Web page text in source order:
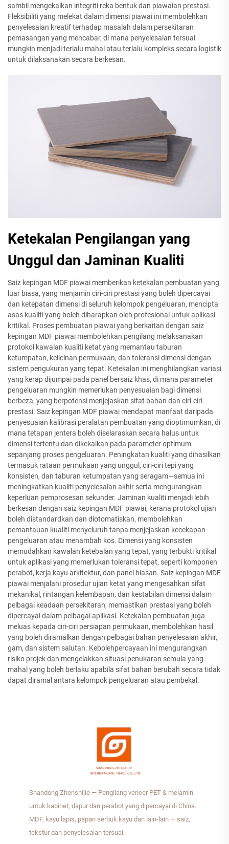
sambil mengekalkan integriti reka bentuk dan piawaian prestasi.
Fleksibiliti yang melekat dalam dimensi piawai ini membolehkan
penyelesaian kreatif terhadap masalah dalam persekitaran
pemasangan yang mencabar, di mana penyelesaian tersuai
mungkin menjadi terlalu mahal atau terlalu kompleks secara logistik
untuk dilaksanakan secara berkesan.
Ketekalan Pengilangan yang
Unggul dan Jaminan Kualiti
Saiz kepingan MDF piawai memberikan ketekalan pembuatan yang
luar biasa, yang menjamin ciri-ciri prestasi yang boleh dipercayai
dan ketepatan dimensi di seluruh kelompok pengeluaran, mencipta
asas kualiti yang boleh diharapkan oleh profesional untuk aplikasi
kritikal. Proses pembuatan piawai yang berkaitan dengan saiz
kepingan MDF piawai membolehkan pengilang melaksanakan
protokol kawalan kualiti ketat yang memantau taburan
ketumpatan, kelicinan permukaan, dan toleransi dimensi dengan
sistem pengukuran yang tepat. Ketekalan ini menghilangkan variasi
yang kerap dijumpai pada panel bersaiz khas, di mana parameter
pengeluaran mungkin memerlukan penyesuaian bagi dimensi
berbeza, yang berpotensi menjejaskan sifat bahan dan ciri-ciri
prestasi. Saiz kepingan MDF piawai mendapat manfaat daripada
penyesuaian kalibrasi peralatan pembuatan yang dioptimumkan, di
mana tetapan jentera boleh diselaraskan secara halus untuk
dimensi tertentu dan dikekalkan pada parameter optimum
sepanjang proses pengeluaran. Peningkatan kualiti yang dihasilkan
termasuk rataan permukaan yang unggul, ciri-ciri tepi yang
konsisten, dan taburan ketumpatan yang seragam—semua ini
meningkatkan kualiti penyelesaian akhir serta mengurangkan
keperluan pemprosesan sekunder. Jaminan kualiti menjadi lebih
berkesan dengan saiz kepingan MDF piawai, kerana protokol ujian
boleh distandardkan dan diotomatiskan, membolehkan
pemantauan kualiti menyeluruh tanpa menjejaskan kecekapan
pengeluaran atau menambah kos. Dimensi yang konsisten
memudahkan kawalan ketebalan yang tepat, yang terbukti kritikal
untuk aplikasi yang memerlukan toleransi tepat, seperti komponen
perabot, kerja kayu arkitektur, dan panel hiasan. Saiz kepingan MDF
piawai menjalani prosedur ujian ketat yang mengesahkan sifat
mekanikal, rintangan kelembapan, dan kestabilan dimensi dalam
pelbagai keadaan persekitaran, memastikan prestasi yang boleh
dipercayai dalam pelbagai aplikasi. Ketekalan pembuatan juga
meluas kepada ciri-ciri persiapan permukaan, membolehkan hasil
yang boleh diramalkan dengan pelbagai bahan penyelesaian akhir,
gam, dan sistem salutan. Kebolehpercayaan ini mengurangkan
risiko projek dan mengelakkan situasi penukaran semula yang
mahal yang boleh berlaku apabila sifat bahan berubah secara tidak
dapat diramal antara kelompok pengeluaran atau pembekal.
Shandong Zhenshijie — Pengilang veneer PET & melamin
untuk kabinet, dapur dan perabot yang dipercayai di China.
MDF, kayu lapis, papan serbuk kayu dan lain-lain — saiz,
tekstur dan penyelesaian tersuai.